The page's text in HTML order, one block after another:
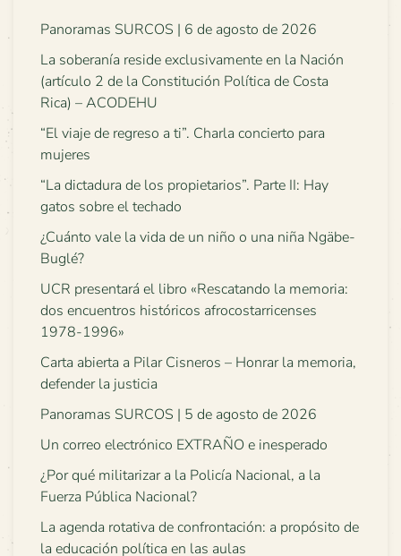
Panoramas SURCOS | 6 de agosto de 2026
La soberanía reside exclusivamente en la Nación
(artículo 2 de la Constitución Política de Costa
Rica) – ACODEHU
“El viaje de regreso a ti”. Charla concierto para
mujeres
“La dictadura de los propietarios”. Parte II: Hay
gatos sobre el techado
¿Cuánto vale la vida de un niño o una niña Ngäbe-
Buglé?
UCR presentará el libro «Rescatando la memoria:
dos encuentros históricos afrocostarricenses
1978-1996»
Carta abierta a Pilar Cisneros – Honrar la memoria,
defender la justicia
Panoramas SURCOS | 5 de agosto de 2026
Un correo electrónico EXTRAÑO e inesperado
¿Por qué militarizar a la Policía Nacional, a la
Fuerza Pública Nacional?
La agenda rotativa de confrontación: a propósito de
la educación política en las aulas